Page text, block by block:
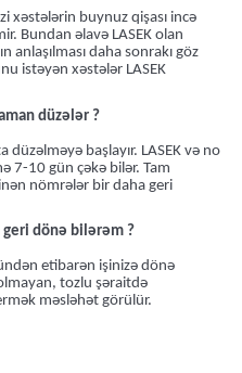
xəstələrin buynuz qişası incə
Bundan əlavə LASEK olan
anlaşılması daha sonrakı göz
istəyən xəstələr LASEK
düzələr ?
düzəlməyə başlayır. LASEK və no
7-10 gün çəkə bilər. Tam
nömrələr bir daha geri
geri dönə bilərəm ?
etibarən işinizə dönə
tozlu şəraitdə
məsləhət görülür.